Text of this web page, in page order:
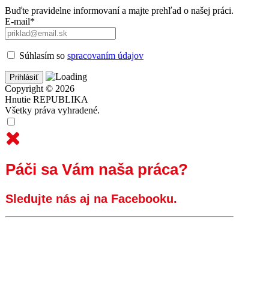
Buďte pravidelne informovaní a majte prehľad o našej práci.
E-mail*
Súhlasím so spracovaním údajov
Copyright © 2026
Hnutie REPUBLIKA
Všetky práva vyhradené.
Páči sa Vám naša práca?
Sledujte nás aj na Facebooku.